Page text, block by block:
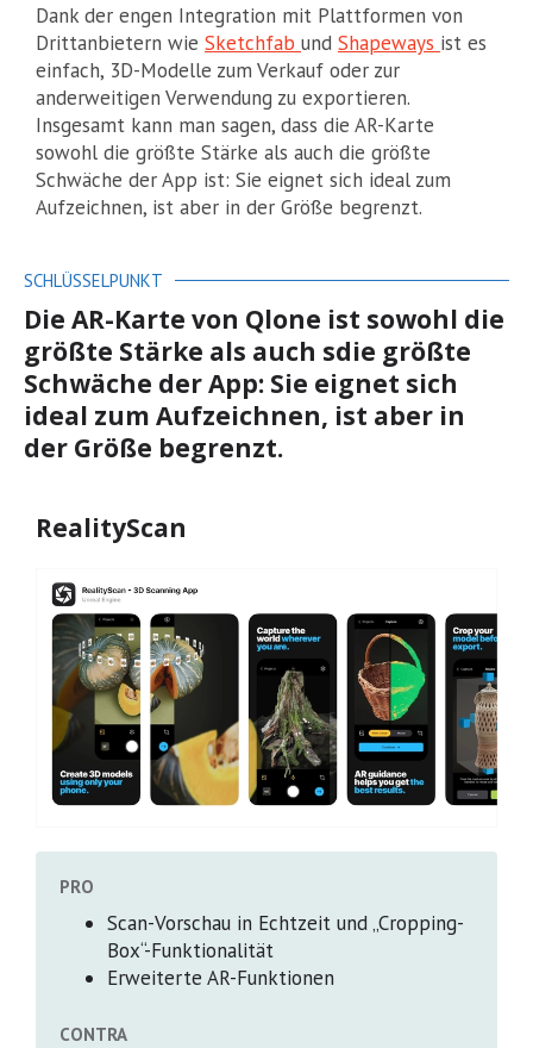
Dank der engen Integration mit Plattformen von
Drittanbietern wie Sketchfab und Shapeways ist es
einfach, 3D-Modelle zum Verkauf oder zur
anderweitigen Verwendung zu exportieren.
Insgesamt kann man sagen, dass die AR-Karte
sowohl die größte Stärke als auch die größte
Schwäche der App ist: Sie eignet sich ideal zum
Aufzeichnen, ist aber in der Größe begrenzt.
SCHLÜSSELPUNKT
Die AR-Karte von Qlone ist sowohl die
größte Stärke als auch sdie größte
Schwäche der App: Sie eignet sich
ideal zum Aufzeichnen, ist aber in
der Größe begrenzt.
RealityScan
PRO
Scan-Vorschau in Echtzeit und „Cropping-
Box“-Funktionalität
Erweiterte AR-Funktionen
CONTRA